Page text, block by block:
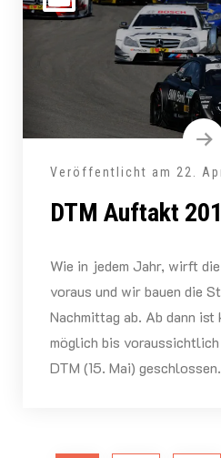
Veröffentlicht am 22.
DTM Auftakt
Wie in jedem Jahr, wirft
voraus und wir bauen die
Nachmittag ab. Ab dann ist
möglich bis
DTM (15. Mai) geschlossen.